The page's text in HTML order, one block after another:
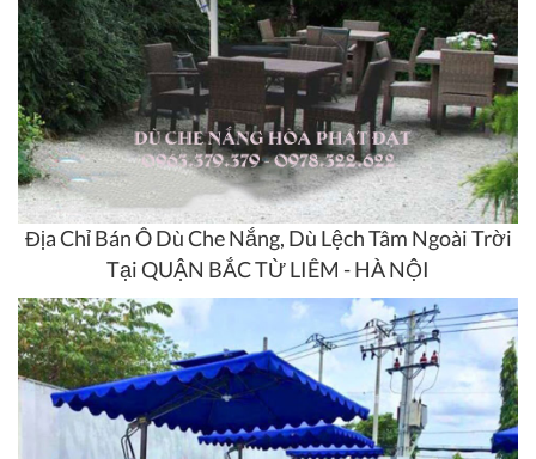
Địa Chỉ Bán Ô Dù Che Nắng, Dù Lệch Tâm Ngoài Trời
Tại QUẬN BẮC TỪ LIÊM - HÀ NỘI